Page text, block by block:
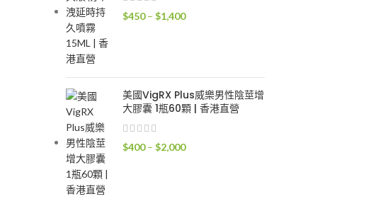
$450 – $1,400價
$450
到
$1,400
美國VigRX Plus威樂男性陰莖增
大膠囊 1瓶60顆 | 香港直營
$400 – $2,000價